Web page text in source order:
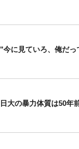
"今に見ていろ、俺だ
日大の暴力体質は50年